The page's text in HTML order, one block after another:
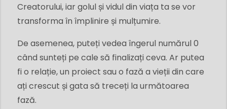
Creatorului, iar golul și vidul din viața ta se vor
transforma în împlinire și mulțumire.
De asemenea, puteți vedea îngerul numărul 0
când sunteți pe cale să finalizați ceva. Ar putea
fi o relație, un proiect sau o fază a vieții din care
ați crescut și gata să treceți la următoarea
fază.